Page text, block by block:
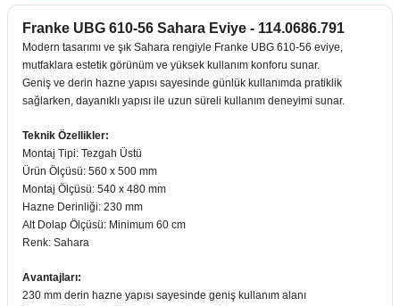
Franke UBG 610-56 Sahara Eviye - 114.0686.791
Modern tasarımı ve şık Sahara rengiyle Franke UBG 610-56 eviye,
mutfaklara estetik görünüm ve yüksek kullanım konforu sunar.
Geniş ve derin hazne yapısı sayesinde günlük kullanımda pratiklik
sağlarken, dayanıklı yapısı ile uzun süreli kullanım deneyimi sunar.
Teknik Özellikler:
Montaj Tipi: Tezgah Üstü
Ürün Ölçüsü: 560 x 500 mm
Montaj Ölçüsü: 540 x 480 mm
Hazne Derinliği: 230 mm
Alt Dolap Ölçüsü: Minimum 60 cm
Renk: Sahara
Avantajları:
230 mm derin hazne yapısı sayesinde geniş kullanım alanı